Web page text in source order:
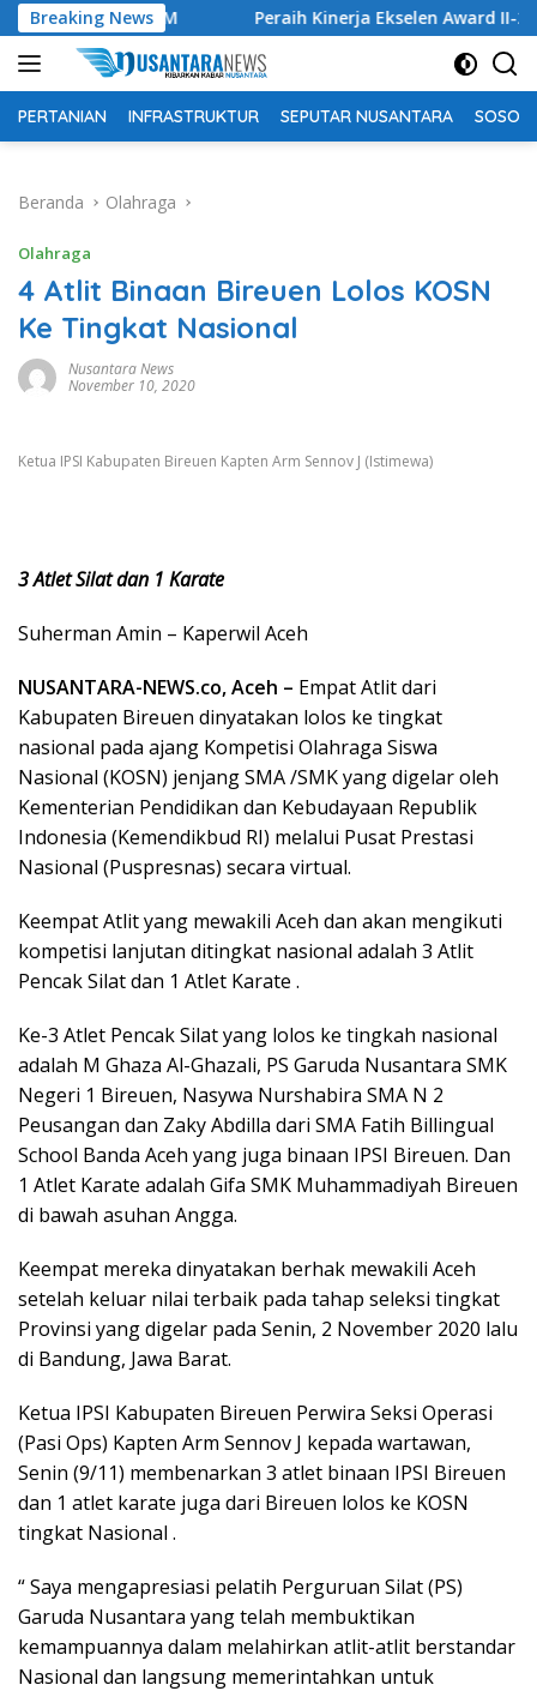
Langsung
ke
konten
Breaking News
SPM Peraih Kinerja Ekselen Award II-2026 Junghi
PERTANIAN INFRASTRUKTUR SEPUTAR NUSANTARA SOSOK
Beranda Olahraga
Olahraga
4 Atlit Binaan Bireuen Lolos KOSN
Ke Tingkat Nasional
Nusantara News
November 10, 2020
Ketua IPSI Kabupaten Bireuen Kapten Arm Sennov J (Istimewa)
3 Atlet Silat dan 1 Karate
Suherman Amin – Kaperwil Aceh
NUSANTARA-NEWS.co, Aceh – Empat Atlit dari
Kabupaten Bireuen dinyatakan lolos ke tingkat
nasional pada ajang Kompetisi Olahraga Siswa
Nasional (KOSN) jenjang SMA /SMK yang digelar oleh
Kementerian Pendidikan dan Kebudayaan Republik
Indonesia (Kemendikbud RI) melalui Pusat Prestasi
Nasional (Puspresnas) secara virtual.
Keempat Atlit yang mewakili Aceh dan akan mengikuti
kompetisi lanjutan ditingkat nasional adalah 3 Atlit
Pencak Silat dan 1 Atlet Karate .
Ke-3 Atlet Pencak Silat yang lolos ke tingkah nasional
adalah M Ghaza Al-Ghazali, PS Garuda Nusantara SMK
Negeri 1 Bireuen, Nasywa Nurshabira SMA N 2
Peusangan dan Zaky Abdilla dari SMA Fatih Billingual
School Banda Aceh yang juga binaan IPSI Bireuen. Dan
1 Atlet Karate adalah Gifa SMK Muhammadiyah Bireuen
di bawah asuhan Angga.
Keempat mereka dinyatakan berhak mewakili Aceh
setelah keluar nilai terbaik pada tahap seleksi tingkat
Provinsi yang digelar pada Senin, 2 November 2020 lalu
di Bandung, Jawa Barat.
Ketua IPSI Kabupaten Bireuen Perwira Seksi Operasi
(Pasi Ops) Kapten Arm Sennov J kepada wartawan,
Senin (9/11) membenarkan 3 atlet binaan IPSI Bireuen
dan 1 atlet karate juga dari Bireuen lolos ke KOSN
tingkat Nasional .
“ Saya mengapresiasi pelatih Perguruan Silat (PS)
Garuda Nusantara yang telah membuktikan
kemampuannya dalam melahirkan atlit-atlit berstandar
Nasional dan langsung memerintahkan untuk